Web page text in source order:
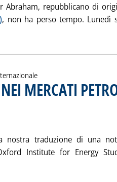
Abraham, repubblicano di
, non ha perso tempo. Lunedì
MERCATI
nostra traduzione di una
Institute for Energy